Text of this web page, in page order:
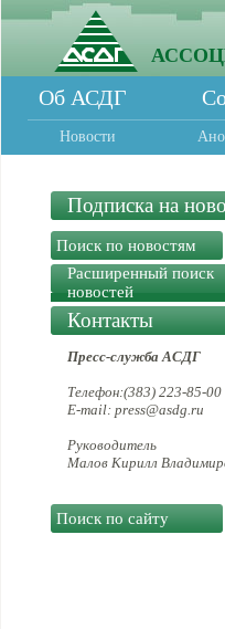
Об АСДГ
Новости
Подписка на
Расширенный поиск
новостей
Контакты
Пресс-служба АСДГ
Телефон:(383) 223-85-00
E-mail: press@asdg.ru
Руководитель
Малов Кирилл